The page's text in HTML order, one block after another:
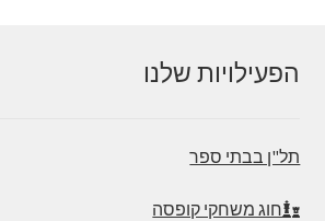
הפעילויות שלנו
תל"ן בבתי ספר
חוג משחקי קופסה